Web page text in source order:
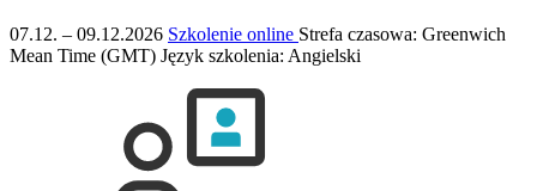
07.12. – 09.12.2026 Szkolenie online Strefa czasowa: Greenwich
Mean Time (GMT) Język szkolenia: Angielski